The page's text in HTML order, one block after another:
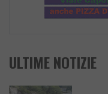
ULTIME NOTIZIE